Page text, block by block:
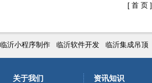
[ 首 页 ]
临沂小程序制作 临沂软件开发 临沂集成吊顶
关于我们 资讯知识